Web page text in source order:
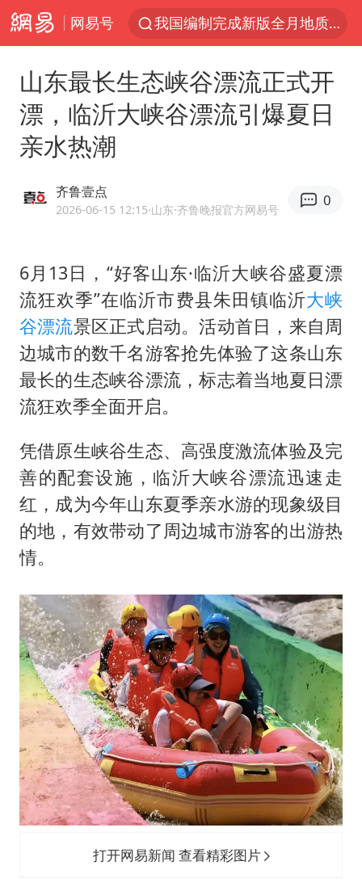
网易号
我国编制完成新版全月地质图
郑国霖回应去景区上班被保安拦下
中央气象台发布台风黄色预警
扎哈罗娃批广岛市长不提美国原子弹
金饰克价大幅跳涨
泰国一女公务员妆容引争议 本人回应
关之琳否认与27岁模特的恋情
多地要求领导干部带头休假
对话重庆地铁吐血女孩
中国五箭齐发反制美国
奋进开新局 实干挑大梁
山东最长生态峡谷漂流正式开
漂，临沂大峡谷漂流引爆夏日
亲水热潮
齐鲁壹点
2026-06-15 12:15·山东·齐鲁晚报官方网易号
0
6月13日，“好客山东·临沂大峡谷盛夏漂
流狂欢季”在临沂市费县朱田镇临沂大峡
谷漂流景区正式启动。活动首日，来自周
边城市的数千名游客抢先体验了这条山东
最长的生态峡谷漂流，标志着当地夏日漂
流狂欢季全面开启。
凭借原生峡谷生态、高强度激流体验及完
善的配套设施，临沂大峡谷漂流迅速走
红，成为今年山东夏季亲水游的现象级目
的地，有效带动了周边城市游客的出游热
情。
打开网易新闻 查看精彩图片